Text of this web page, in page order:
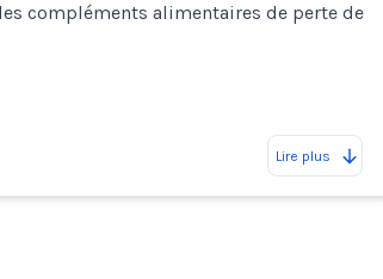
compléments alimentaires de perte de
Lire plus